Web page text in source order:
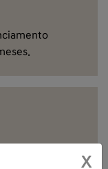
X